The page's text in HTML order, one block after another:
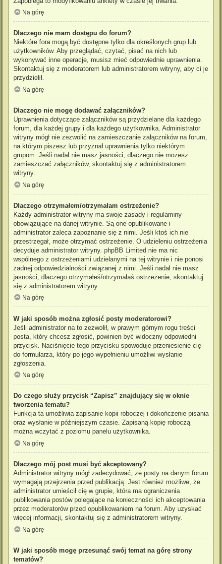
Na górę
Dlaczego nie mam dostępu do forum?
Niektóre fora mogą być dostępne tylko dla określonych grup lub
użytkowników. Aby przeglądać, czytać, pisać na nich lub
wykonywać inne operacje, musisz mieć odpowiednie uprawnienia.
Skontaktuj się z moderatorem lub administratorem witryny, aby ci je
przydzielił.
Na górę
Dlaczego nie mogę dodawać załączników?
Uprawnienia dotyczące załączników są przydzielane dla każdego
forum, dla każdej grupy i dla każdego użytkownika. Administrator
witryny mógł nie zezwolić na zamieszczanie załączników na forum,
na którym piszesz lub przyznał uprawnienia tylko niektórym
grupom. Jeśli nadal nie masz jasności, dlaczego nie możesz
zamieszczać załączników, skontaktuj się z administratorem
witryny.
Na górę
Dlaczego otrzymałem/otrzymałam ostrzeżenie?
Każdy administrator witryny ma swoje zasady i regulaminy
obowiązujące na danej witrynie. Są one opublikowane i
administrator zaleca zapoznanie się z nimi. Jeśli ktoś ich nie
przestrzegał, może otrzymać ostrzeżenie. O udzieleniu ostrzeżenia
decyduje administrator witryny. phpBB Limited nie ma nic
wspólnego z ostrzeżeniami udzielanymi na tej witrynie i nie ponosi
żadnej odpowiedzialności związanej z nimi. Jeśli nadal nie masz
jasności, dlaczego otrzymałeś/otrzymałaś ostrzeżenie, skontaktuj
się z administratorem witryny.
Na górę
W jaki sposób można zgłosić posty moderatorowi?
Jeśli administrator na to zezwolił, w prawym górnym rogu treści
posta, który chcesz zgłosić, powinien być widoczny odpowiedni
przycisk. Naciśnięcie tego przycisku spowoduje przeniesienie cię
do formularza, który po jego wypełnieniu umożliwi wysłanie
zgłoszenia.
Na górę
Do czego służy przycisk “Zapisz” znajdujący się w oknie
tworzenia tematu?
Funkcja ta umożliwia zapisanie kopii roboczej i dokończenie pisania
oraz wysłanie w późniejszym czasie. Zapisaną kopię roboczą
można wczytać z poziomu panelu użytkownika.
Na górę
Dlaczego mój post musi być akceptowany?
Administrator witryny mógł zadecydować, że posty na danym forum
wymagają przejrzenia przed publikacją. Jest również możliwe, że
administrator umieścił cię w grupie, która ma ograniczenia
publikowania postów polegające na konieczności ich akceptowania
przez moderatorów przed opublikowaniem na forum. Aby uzyskać
więcej informacji, skontaktuj się z administratorem witryny.
Na górę
W jaki sposób mogę przesunąć swój temat na górę strony
tematów?